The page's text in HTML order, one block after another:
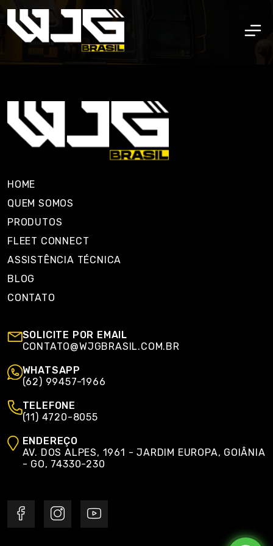
HOME
QUEM SOMOS
PRODUTOS
FLEET CONNECT
ASSISTÊNCIA TÉCNICA
BLOG
CONTATO
SOLICITE POR EMAIL
CONTATO@WJGBRASIL.COM.BR
WHATSAPP
(62) 99457-1966
TELEFONE
(11) 4720-8055
ENDEREÇO
AV. DOS ALPES, 1961 - JARDIM EUROPA, GOIÂNIA
- GO, 74330-230